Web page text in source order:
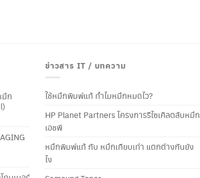
มึก
ข่าวสาร IT / บทความ
ใช้หมึกพิมพ์แท้ ทำไมหมึกหมดไว?
HP Planet Partners โครงการรีไซเคิลตลับหมึก
เอชพี
หมึกพิมพ์แท้ กับ หมึกเทียบเท่า แตกต่างกันยัง
ไง